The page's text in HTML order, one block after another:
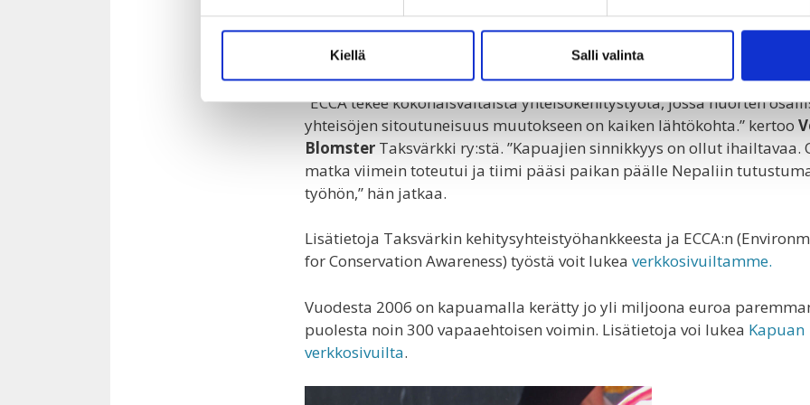
Kiellä Salli valinta
nuorten kouluttamista ihmisoikeuksista, elämäntaidoista ja
tukea koulukohtaisten kehittämissuunnitelmien toteutukseen.
myös tuettiin turvallisen lähiopetuksen järjestämisessä
“ECCA tekee kokonaisvaltaista yhteisökehitystyötä, jossa nuorten
yhteisöjen sitoutuneisuus muutokseen on kaiken lähtökohta.” kertoo
Blomster Taksvärkki ry:stä. ”Kapuajien sinnikkyys on ollut ihailtavaa.
matka viimein toteutui ja tiimi pääsi paikan päälle Nepaliin
työhön,” hän jatkaa.
Lisätietoja Taksvärkin kehitysyhteistyöhankkeesta ja ECCA:n
for Conservation Awareness) työstä voit lukea verkkosivuiltamme.
Vuodesta 2006 on kapuamalla kerätty jo yli miljoona euroa
puolesta noin 300 vapaaehtoisen voimin. Lisätietoja voi lukea Kapuan
verkkosivuilta.